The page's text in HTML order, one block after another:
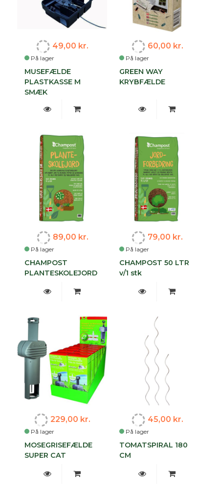
På lager
49,00 kr.
MUSEFÆLDE
PLASTKASSE M
SMÆK
På lager
60,00 kr.
GREEN WAY
KRYBFÆLDE
På lager
89,00 kr.
CHAMPOST
PLANTESKOLEJORD
På lager
79,00 kr.
CHAMPOST 50 LTR
v/1 stk
På lager
229,00 kr.
MOSEGRISEFÆLDE
SUPER CAT
På lager
45,00 kr.
TOMATSPIRAL 180
CM